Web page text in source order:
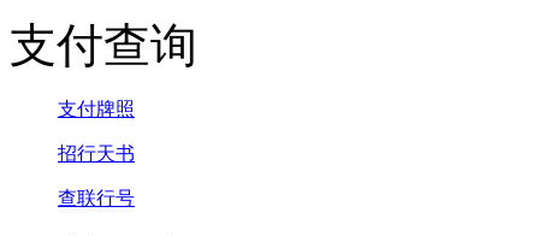
支付查询
支付牌照
招行天书
查联行号